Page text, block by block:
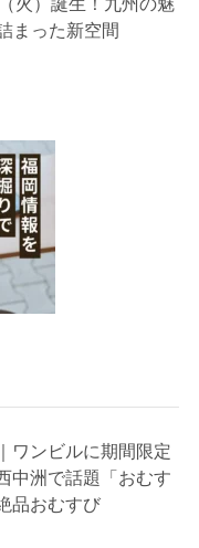
まった新空間
ワンビルに期間限定
中洲で話題「おむす
品おむすび